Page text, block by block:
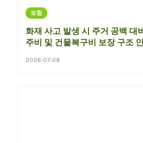
보험
화재 사고 발생 시 주거 공백 대
주비 및 건물복구비 보장 구조
2026-07-28